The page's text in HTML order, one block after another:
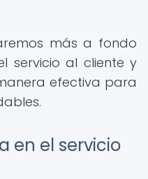
más a fondo
servicio al cliente y
efectiva para
en el servicio